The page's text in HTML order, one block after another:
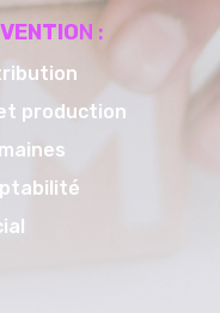
N :
production